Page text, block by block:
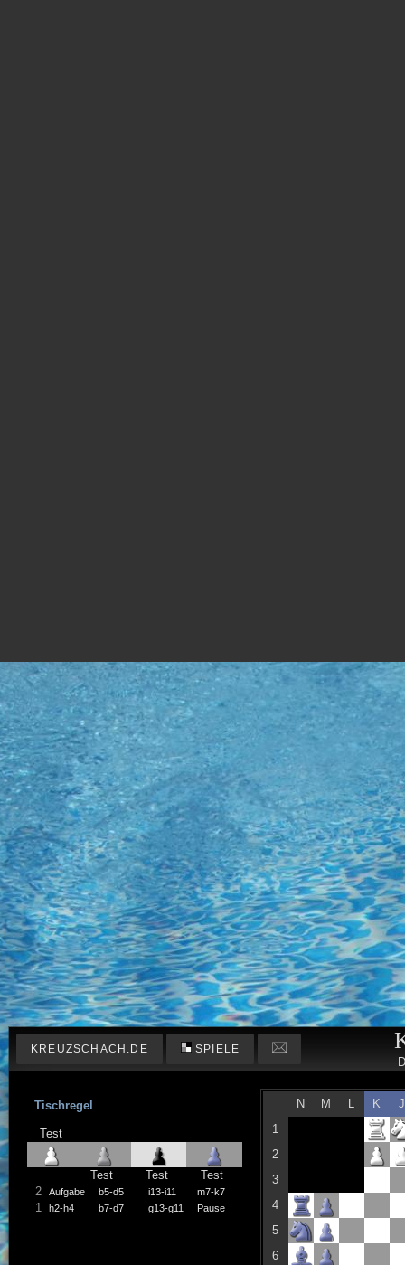
KREUZSCHACH.DE SPIELE
Tischregel
Test
Test Test
Test
2
Aufgabe b5-d5 i13-i11 m7-k7
1 h2-h4 b7-d7 g13-g11 Pause
N M K
J
1
2
3
4
5
6